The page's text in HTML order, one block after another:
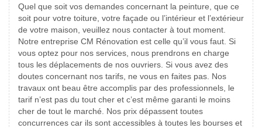
Quel que soit vos demandes concernant la peinture, que ce
soit pour votre toiture, votre façade ou l’intérieur et l’extérieur
de votre maison, veuillez nous contacter à tout moment.
Notre entreprise CM Rénovation est celle qu’il vous faut. Si
vous optez pour nos services, nous prendrons en charge
tous les déplacements de nos ouvriers. Si vous avez des
doutes concernant nos tarifs, ne vous en faites pas. Nos
travaux ont beau être accomplis par des professionnels, le
tarif n’est pas du tout cher et c’est même garanti le moins
cher de tout le marché. Nos prix dépassent toutes
concurrences car ils sont accessibles à toutes les bourses et